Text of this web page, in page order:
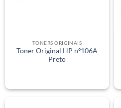
TONERS ORIGINAIS
Toner Original HP nº106A
Preto